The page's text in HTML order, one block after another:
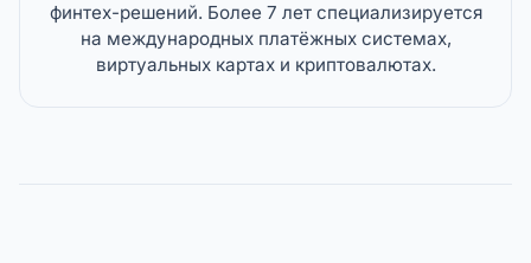
финтех-решений. Более 7 лет специализируется
на международных платёжных системах,
виртуальных картах и криптовалютах.